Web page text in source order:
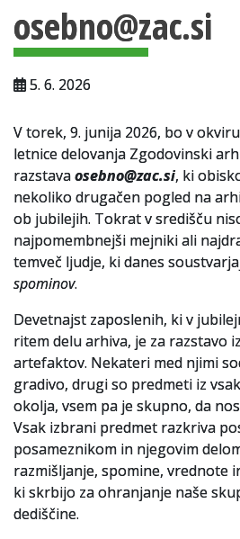
Vloga za upravne namene
Vloga za čitalnico
VAČ – VIRTUALNA ARHIVSKA ČITALNICA
Za ustvarjalce
Strokovna usposabljanja za uslužbence
Gradivo
Register ustvarjalcev
Arhivske škatle
Projekti
Slovenski elektronski arhiv
Anonimka
Virtualni.ZAC
Publikacije
osebno@zac.si
5. 6. 2026
V torek, 9. junija 2026, bo v
letnice delovanja Zgodovinski
razstavaosebno@zac.si, ki
nekoliko drugačen pogled na
ob jubilejih. Tokrat v središču
najpomembnejši mejniki ali
temveč ljudje, ki danes
spominov.
Devetnajst zaposlenih, ki v
ritem delu arhiva, je za razstavo
artefaktov. Nekateri med njimi
gradivo, drugi so predmeti iz
okolja, vsem pa je skupno, da
Vsak izbrani predmet razkriva
posameznikom in njegovim
razmišljanje, spomine, vrednote
ki skrbijo za ohranjanje naše
dediščine.